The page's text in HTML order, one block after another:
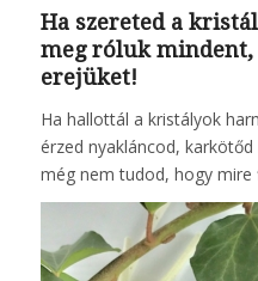
Ha szereted a
meg róluk mindent,
erejüket!
Ha hallottál a kristályok
érzed nyakláncod,
még nem tudod, hogy mire